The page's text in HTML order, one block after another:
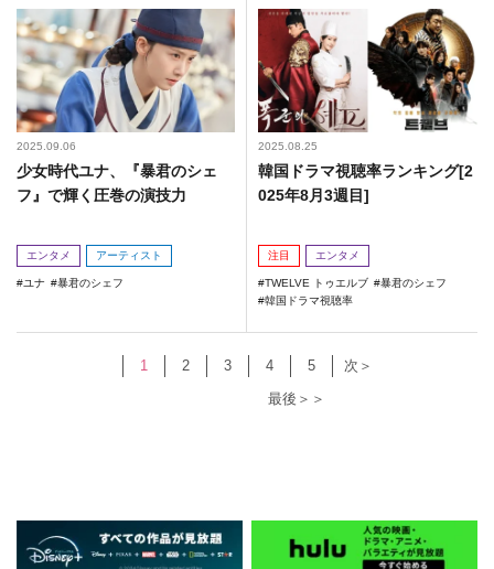
2025.09.06
少女時代ユナ、『暴君のシェ
フ』で輝く圧巻の演技力
エンタメ アーティスト
ユナ 暴君のシェフ
2025.08.25
韓国ドラマ視聴率ランキング[2
025年8月3週目]
注目 エンタメ
TWELVE トゥエルブ
暴君のシェフ
韓国ドラマ視聴率
1 2 3 4 5
次＞
最後＞＞